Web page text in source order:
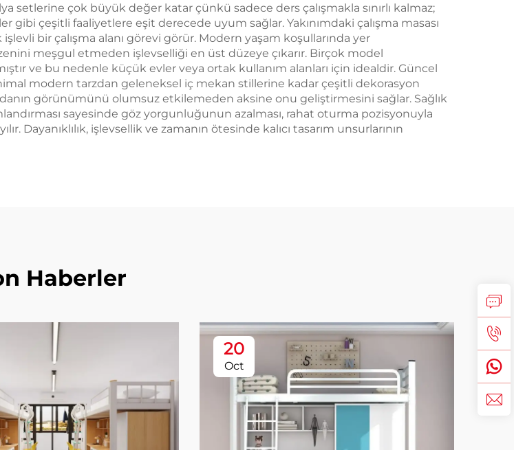
setlerine çok büyük değer katar çünkü sadece ders çalışmakla sınırlı kalmaz;
gibi çeşitli faaliyetlere eşit derecede uyum sağlar. Yakınımdaki çalışma masası
bir çalışma alanı görevi görür. Modern yaşam koşullarında yer
meşgul etmeden işlevselliği en üst düzeye çıkarır. Birçok model
ve bu nedenle küçük evler veya ortak kullanım alanları için idealdir. Güncel
modern tarzdan geleneksel iç mekan stillerine kadar çeşitli dekorasyon
görünümünü olumsuz etkilemeden aksine onu geliştirmesini sağlar. Sağlık
sayesinde göz yorgunluğunun azalması, rahat oturma pozisyonuyla
Dayanıklılık, işlevsellik ve zamanın ötesinde kalıcı tasarım unsurlarının
Haberler
20
Oct